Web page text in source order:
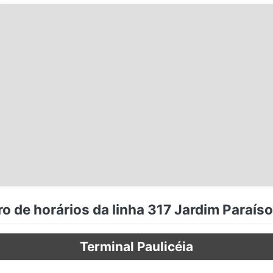
de horários da linha 317 Jardim
Terminal Paulicéia